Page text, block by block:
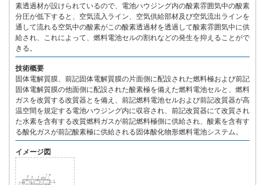
素透過材が設けられているので、電池ハウジング内の酸素雰囲気中の酸素
分圧が低下すると、空気流入ライン、空気供給部材及び空気流出ラインを
通して流れる空気中の酸素がこの酸素透過材を透過して酸素雰囲気中に供
給され、これによって、燃料電池セルの割れなどの発生を抑えることがで
きる。
技術概要
固体電解質膜、前記固体電解質膜の片面側に配設された燃料極および前記
固体電解質膜の他面側に配設された酸素極を備えた燃料電池セルと、燃料
ガスを改質する改質器とを備え、前記燃料電池セルおよび前記改質器が高
温空間を規定する電池ハウジング内に収容され、前記改質器にて改質され
た水素を含有する改質燃料ガスが前記燃料極側に供給され、酸素を含有す
る酸化ガスが前記酸素極に供給される固体酸化物形燃料電池システム。
イメージ図